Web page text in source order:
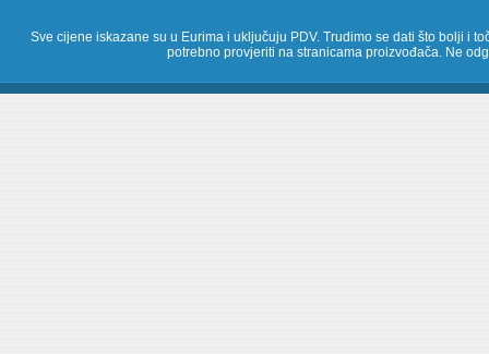
Sve cijene iskazane su u Eurima i uključuju PDV. Trudimo se dati što bolji i
potrebno provjeriti na stranicama proizvođača. Ne